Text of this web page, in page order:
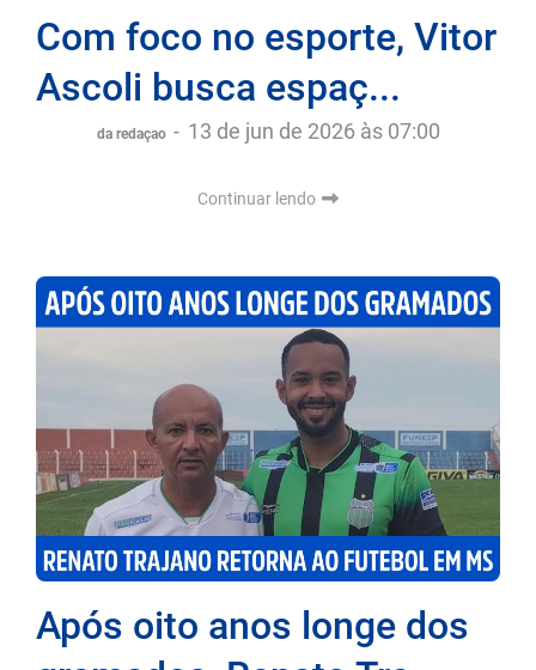
Com foco no esporte, Vitor
Ascoli busca espaç...
da redaçao - 13 de jun de 2026 às 07:00
Continuar lendo
Após oito anos longe dos